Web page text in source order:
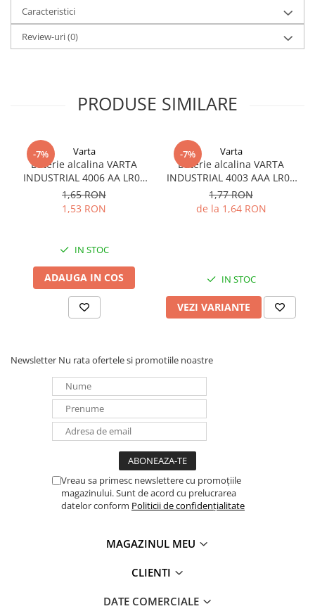
Caracteristici
Review-uri(0)
PRODUSE SIMILARE
-7% Varta
Baterie alcalina VARTA
INDUSTRIAL 4006 AA LR06
1.5V bulk
1,65 RON
1,53 RON
IN STOC
ADAUGA IN COS
-7% Varta
Baterie alcalina VARTA
INDUSTRIAL 4003 AAA LR03
1.5V
1,77 RON
de la 1,64 RON
IN STOC
VEZI VARIANTE
Newsletter Nu rata ofertele si promotiile noastre
Vreau sa primesc newslettere cu promoțiile
magazinului. Sunt de acord cu prelucrarea
datelor conform Politicii de confidențialitate
MAGAZINUL MEU
CLIENTI
DATE COMERCIALE